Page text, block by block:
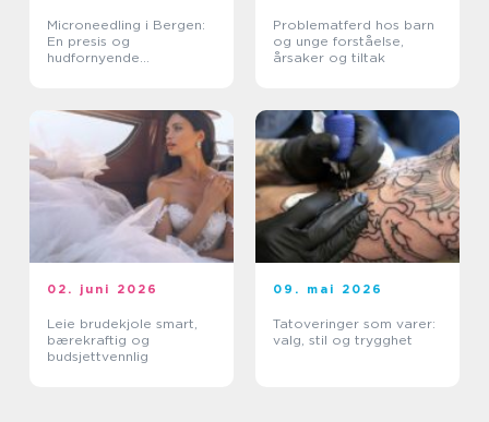
Microneedling i Bergen:
En presis og
hudfornyende
Problematferd hos barn
og unge forståelse,
årsaker og tiltak
02. juni 2026
Leie brudekjole smart,
bærekraftig og
budsjettvennlig
09. mai 2026
Tatoveringer som varer:
valg, stil og trygghet